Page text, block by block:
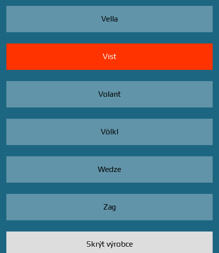
Vella
Vist
Volant
Völkl
Wedze
Zag
Skrýt výrobce